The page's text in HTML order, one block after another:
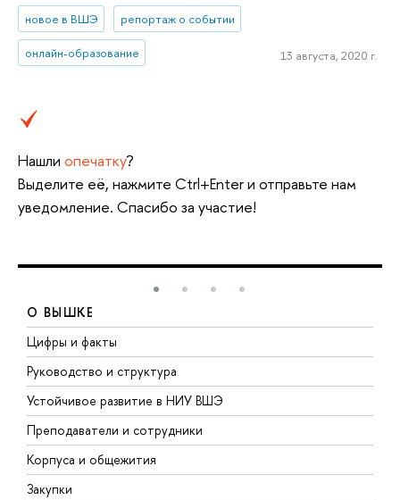
новое в ВШЭ репортаж о событии
онлайн-образование 13 августа, 2020 г.
Нашли опечатку?
Выделите её, нажмите Ctrl+Enter и отправьте нам
уведомление. Спасибо за участие!
О ВЫШКЕ
Цифры и факты
Руководство и структура
Устойчивое развитие в НИУ ВШЭ
Преподаватели и сотрудники
Корпуса и общежития
Закупки